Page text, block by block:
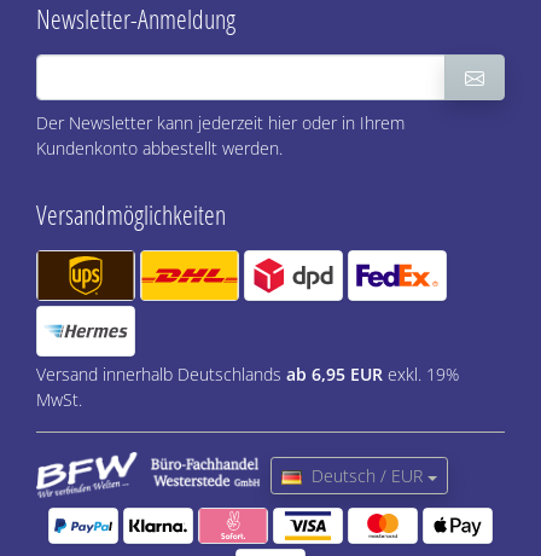
Newsletter-Anmeldung
Der Newsletter kann jederzeit hier oder in Ihrem
Kundenkonto abbestellt werden.
Versandmöglichkeiten
Versand innerhalb Deutschlands ab 6,95 EUR exkl. 19%
MwSt.
Deutsch / EUR